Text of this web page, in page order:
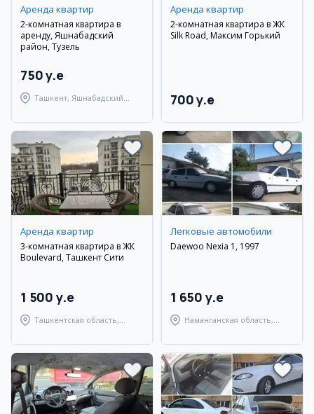
Аренда квартир
2-комнатная квартира в
аренду, Яшнабадский
район, Тузель
750 y.e
Ташкент, Яшнабадский
Аренда квартир
2-комнатная квартира в ЖК
Silk Road, Максим Горький
700 y.e
Аренда квартир
3-комнатная квартира в ЖК
Boulevard, Ташкент Сити
1 500 y.e
Ташкентская область,
Легковые автомобили
Daewoo Nexia 1, 1997
1 650 y.e
Наманганская область,